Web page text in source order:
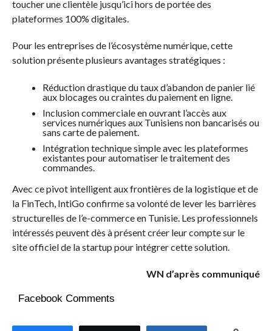
toucher une clientèle jusqu’ici hors de portée des
plateformes 100% digitales.
Pour les entreprises de l’écosystème numérique, cette
solution présente plusieurs avantages stratégiques :
Réduction drastique du taux d’abandon de panier lié
aux blocages ou craintes du paiement en ligne.
Inclusion commerciale en ouvrant l’accès aux
services numériques aux Tunisiens non bancarisés ou
sans carte de paiement.
Intégration technique simple avec les plateformes
existantes pour automatiser le traitement des
commandes.
Avec ce pivot intelligent aux frontières de la logistique et de
la FinTech, IntiGo confirme sa volonté de lever les barrières
structurelles de l’e-commerce en Tunisie. Les professionnels
intéressés peuvent dès à présent créer leur compte sur le
site officiel de la startup pour intégrer cette solution.
WN d’après communiqué
Facebook Comments